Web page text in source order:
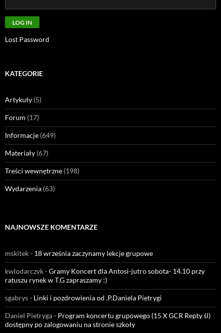
Lost Password
KATEGORIE
Artykuły (5)
Forum (17)
Informacje (649)
Materiały (67)
Treści wewnętrzne (198)
Wydarzenia (63)
NAJNOWSZE KOMENTARZE
mskitek- 18 września zaczynamy lekcje grupowe
kwlodarczyk-Gramy Koncert dla Antosi-jutro sobota- 14.10 przy
ratuszu rynek w T.G zapraszamy :)
sgabrys- Linki i pozdrowienia od .P.Daniela Pietrygi
Daniel Pietryga- Program koncertu grupowego (15 X GCR Repty śl)
dostępny po zalogowaniu na stronie szkoły